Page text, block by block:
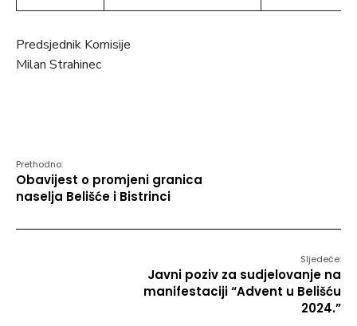
Predsjednik Komisije
Milan Strahinec
Prethodno:
Obavijest o promjeni granica
naselja Belišće i Bistrinci
Sljedeće:
Javni poziv za sudjelovanje na
manifestaciji “Advent u Belišću
2024.”